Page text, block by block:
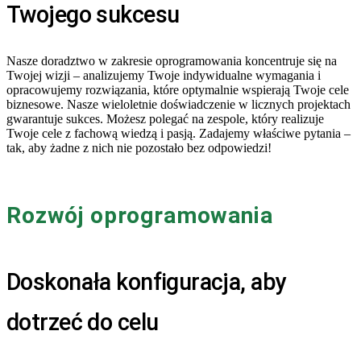
Twojego sukcesu
Nasze doradztwo w zakresie oprogramowania koncentruje się na
Twojej wizji – analizujemy Twoje indywidualne wymagania i
opracowujemy rozwiązania, które optymalnie wspierają Twoje cele
biznesowe. Nasze wieloletnie doświadczenie w licznych projektach
gwarantuje sukces. Możesz polegać na zespole, który realizuje
Twoje cele z fachową wiedzą i pasją. Zadajemy właściwe pytania –
tak, aby żadne z nich nie pozostało bez odpowiedzi!
Rozwój oprogramowania
Doskonała konfiguracja, aby
dotrzeć do celu